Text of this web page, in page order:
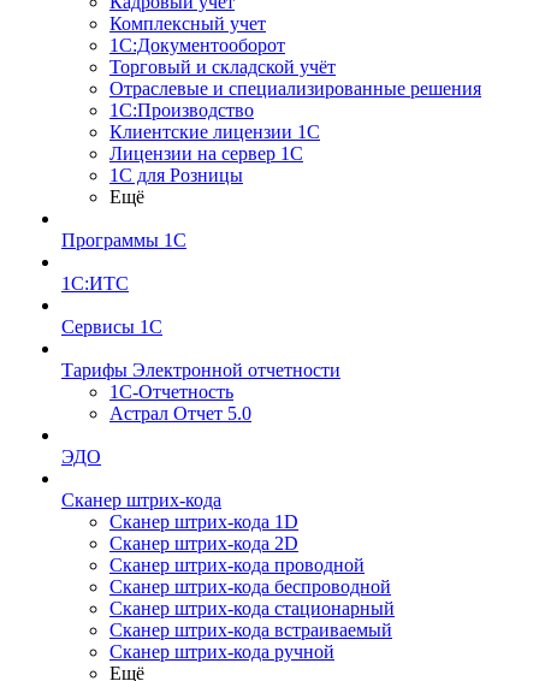
Комплексный учет
1С:Документооборот
Торговый и складской учёт
Отраслевые и специализированные решения
1С:Производство
Клиентские лицензии 1С
Лицензии на сервер 1С
1С для Розницы
Ещё
Программы 1С
1С:ИТС
Сервисы 1С
Тарифы Электронной отчетности
1С-Отчетность
Астрал Отчет 5.0
ЭДО
Сканер штрих-кода
Сканер штрих-кода 1D
Сканер штрих-кода 2D
Сканер штрих-кода проводной
Сканер штрих-кода беспроводной
Сканер штрих-кода стационарный
Сканер штрих-кода встраиваемый
Сканер штрих-кода ручной
Ещё